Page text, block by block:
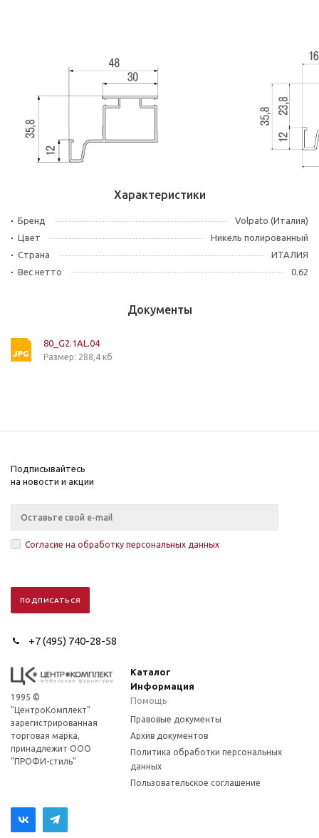
Характеристики
Бренд
Volpato (Италия)
Цвет
Никель полированный
Страна
ИТАЛИЯ
Вес нетто
0.62
Документы
80_G2.1AL.04
Размер: 288,4 кб
Подписывайтесь
на новости и акции
Согласие на обработку персональных данных
+7 (495) 740-28-58
1995 ©
"ЦентроКомплект"
зарегистрированная
торговая марка,
принадлежит ООО
"ПРОФИ-стиль"
Каталог
Информация
Помощь
Правовые документы
Архив документов
Политика обработки персональных
данных
Пользовательское соглашение